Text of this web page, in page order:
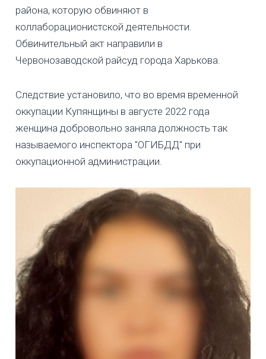
района, которую обвиняют в
коллаборационистской деятельности.
Обвинительный акт направили в
Червонозаводской райсуд города Харькова.
Следствие установило, что во время временной
оккупации Купянщины в августе 2022 года
женщина добровольно заняла должность так
называемого инспектора "ОГИБДД" при
оккупационной администрации.